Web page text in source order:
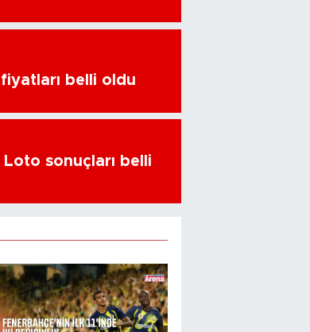
belli oldu
Loto sonuçları belli